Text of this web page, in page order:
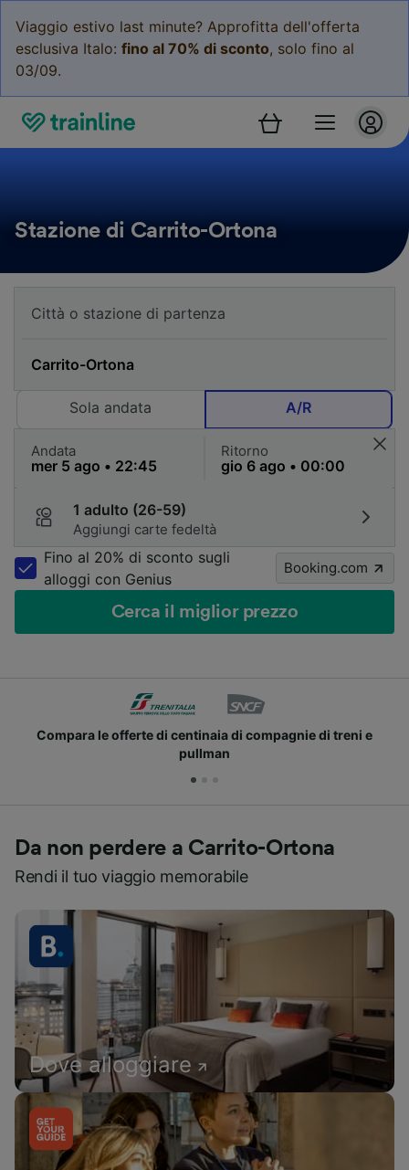
Viaggio estivo last minute? Approfitta dell'offerta
esclusiva Italo: fino al 70% di sconto, solo fino al
03/09.
Stazione di Carrito-Ortona
Sola andata A/R
Andata Ritorno
1 adulto (26-59)
Aggiungi carte fedeltà
Fino al 20% di sconto sugli
alloggi con Genius
Booking.com
Cerca il miglior prezzo
Compara le offerte di centinaia di compagnie di treni e
pullman
Da non perdere a Carrito-Ortona
Rendi il tuo viaggio memorabile
Dove alloggiare